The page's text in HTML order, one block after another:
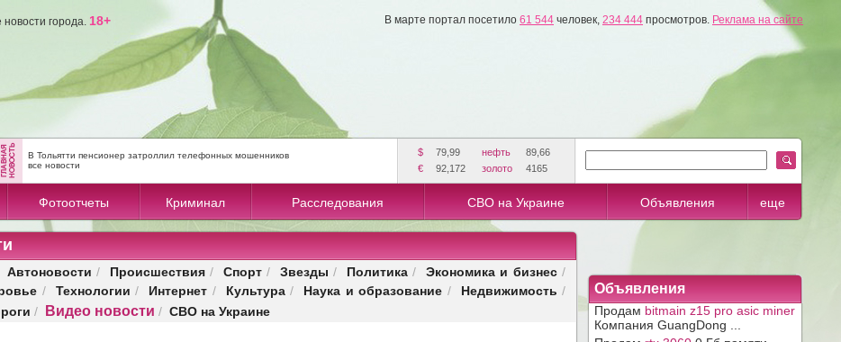
города. 18+ В марте портал посетило 61 544 человек, 234 444 просмотров. Реклама на сайте
В Тольятти пенсионер затроллил телефонных мошенников
все новости
$ 79,99 нефть
89,66
€
92,172 золото 4165
Фотоотчеты Криминал Расследования СВО на Украине Объявления еще
Автоновости / Происшествия / Спорт / Звезды / Политика / Экономика и бизнес/
/ Технологии / Интернет / Культура/ Наука и образование / Недвижимость /
/ Видео новости / СВО на Украине
Объявления
Продам bitmain z15 pro asic miner
Компания GuangDong ...